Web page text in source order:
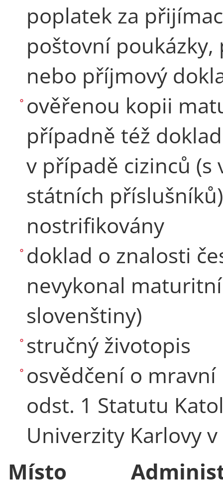
poplatek za
poštovní
nebo příjmový
ověřenou kopii
případně též
v případě cizinců (s
státních
nostrifikovány
doklad o znalosti
nevykonal
slovenštiny)
stručný životopis
osvědčení o
odst. 1 Statutu
Univerzity Karlovy
Místo